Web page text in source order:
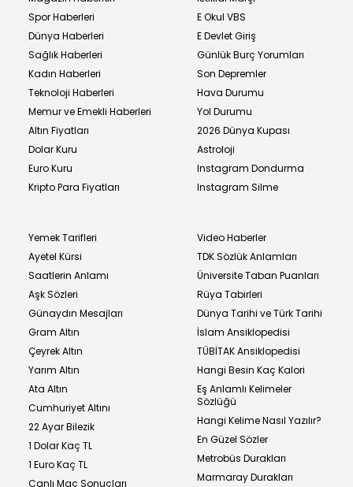
Spor Haberleri
Dünya Haberleri
Sağlık Haberleri
Kadın Haberleri
Teknoloji Haberleri
Memur ve Emekli Haberleri
Altın Fiyatları
Dolar Kuru
Euro Kuru
Kripto Para Fiyatları
E Okul VBS
E Devlet Giriş
Günlük Burç Yorumları
Son Depremler
Hava Durumu
Yol Durumu
2026 Dünya Kupası
Astroloji
Instagram Dondurma
Instagram Silme
Yemek Tarifleri
Ayetel Kürsi
Saatlerin Anlamı
Aşk Sözleri
Günaydın Mesajları
Gram Altın
Çeyrek Altın
Yarım Altın
Ata Altın
Cumhuriyet Altını
22 Ayar Bilezik
1 Dolar Kaç TL
1 Euro Kaç TL
Canlı Maç Sonuçları
Video Haberler
TDK Sözlük Anlamları
Üniversite Taban Puanları
Rüya Tabirleri
Dünya Tarihi ve Türk Tarihi
İslam Ansiklopedisi
TÜBİTAK Ansiklopedisi
Hangi Besin Kaç Kalori
Eş Anlamlı Kelimeler
Sözlüğü
Hangi Kelime Nasıl Yazılır?
En Güzel Sözler
Metrobüs Durakları
Marmaray Durakları